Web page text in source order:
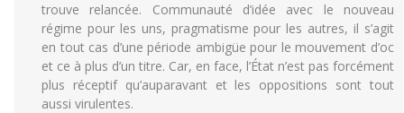
trouve relancée. Communauté d’idée avec le nouveau
régime pour les uns, pragmatisme pour les autres, il s’agit
en tout cas d’une période ambigüe pour le mouvement d’oc
et ce à plus d’un titre. Car, en face, l’État n’est pas forcément
plus réceptif qu’auparavant et les oppositions sont tout
aussi virulentes.